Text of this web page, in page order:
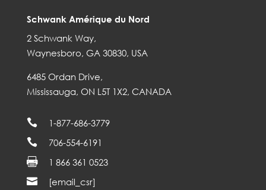
Schwank Amérique du Nord
2 Schwank Way,
Waynesboro, GA 30830, USA
6485 Ordan Drive,
Mississauga, ON L5T 1X2, CANADA
 1-877-686-3779
 706-554-6191
 1 866 361 0523
 [email_csr]